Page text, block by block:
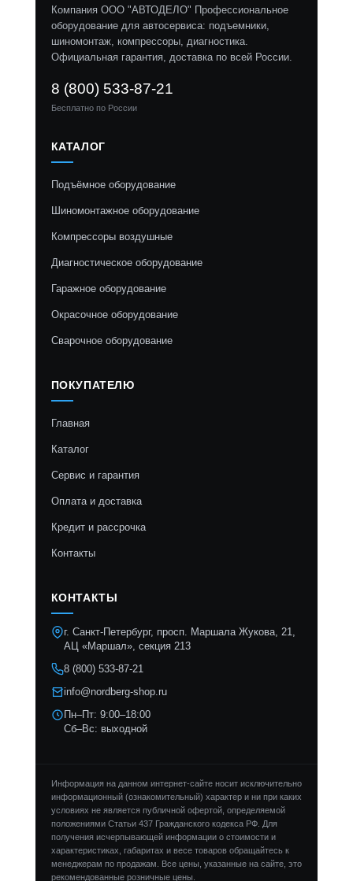
Компания ООО "АВТОДЕЛО" Профессиональное
оборудование для автосервиса: подъемники,
шиномонтаж, компрессоры, диагностика.
Официальная гарантия, доставка по всей России.
8 (800) 533-87-21
Бесплатно по России
КАТАЛОГ
Подъёмное оборудование
Шиномонтажное оборудование
Компрессоры воздушные
Диагностическое оборудование
Гаражное оборудование
Окрасочное оборудование
Сварочное оборудование
ПОКУПАТЕЛЮ
Главная
Каталог
Сервис и гарантия
Оплата и доставка
Кредит и рассрочка
Контакты
КОНТАКТЫ
г. Санкт-Петербург, просп. Маршала Жукова, 21,
АЦ «Маршал», секция 213
8 (800) 533-87-21
info@nordberg-shop.ru
Пн–Пт: 9:00–18:00
Сб–Вс: выходной
Информация на данном интернет-сайте носит исключительно
информационный (ознакомительный) характер и ни при каких
условиях не является публичной офертой, определяемой
положениями Статьи 437 Гражданского кодекса РФ. Для
получения исчерпывающей информации о стоимости и
характеристиках, габаритах и весе товаров обращайтесь к
менеджерам по продажам. Все цены, указанные на сайте, это
рекомендованные розничные цены.